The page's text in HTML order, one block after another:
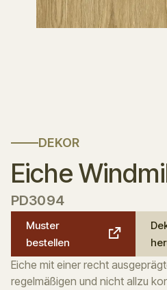
DEKOR
Eiche
PD3094
Muster
bestellen
Eiche mit einer recht
regelmäßigen und nicht allzu